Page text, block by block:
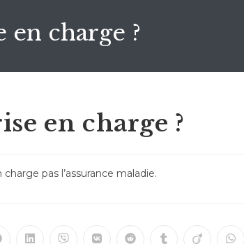
charge ?
en charge ?
pas l’assurance maladie.